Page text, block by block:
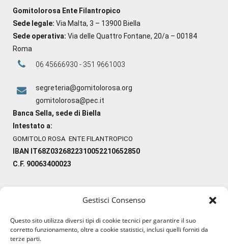
Gestisci Consenso
Questo sito utilizza diversi tipi di cookie tecnici per garantire il suo
corretto funzionamento, oltre a cookie statistici, inclusi quelli forniti da
terze parti.
Gomitolorosa Ente Filantropico
Sede legale: Via Malta, 3 – 13900 Biella
Sede operativa: Via delle Quattro Fontane, 20/a – 00184
Roma
06 45666930 - 351 9661003
segreteria@gomitolorosa.org
gomitolorosa@pec.it
Banca Sella, sede di Biella
Intestato a:
GOMITOLO ROSA ENTE FILANTROPICO
IBAN IT68Z0326822310052210652850
C.F. 90063400023
#lanaterapia